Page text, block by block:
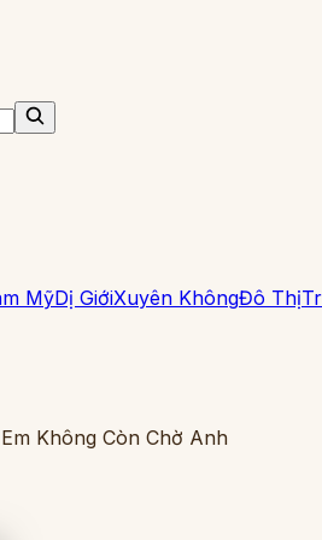
MỹDị GiớiXuyên KhôngĐô Thị
Không Còn Chờ Anh